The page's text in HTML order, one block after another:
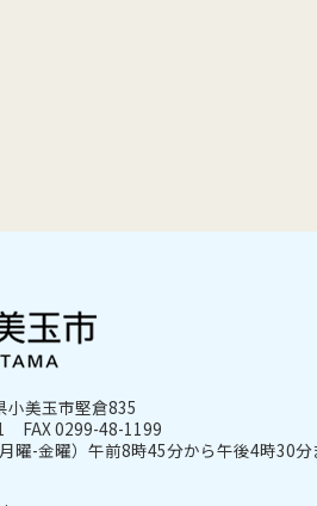
小美玉市堅倉835
FAX 0299-48-1199
曜-金曜）午前8時45分から午後4時30